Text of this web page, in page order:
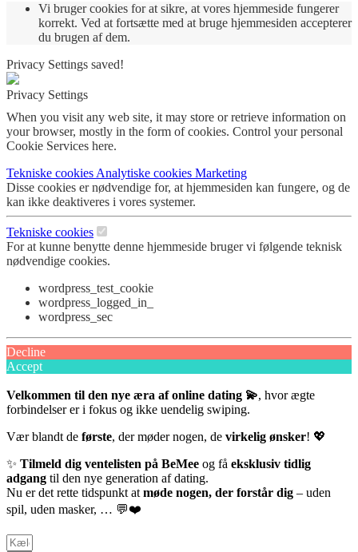
Vi bruger cookies for at sikre, at vores hjemmeside fungerer
korrekt. Ved at fortsætte med at bruge hjemmesiden accepterer
du brugen af dem.
Privacy Settings saved!
Privacy Settings
When you visit any web site, it may store or retrieve information on
your browser, mostly in the form of cookies. Control your personal
Cookie Services here.
Tekniske cookies Analytiske cookies Marketing
Disse cookies er nødvendige for, at hjemmesiden kan fungere, og de
kan ikke deaktiveres i vores systemer.
Tekniske cookies
For at kunne benytte denne hjemmeside bruger vi følgende teknisk
nødvendige cookies.
wordpress_test_cookie
wordpress_logged_in_
wordpress_sec
Decline
Accept
Velkommen til den nye æra af online dating 💫, hvor ægte
forbindelser er i fokus og ikke uendelig swiping.
Vær blandt de første, der møder nogen, de virkelig ønsker! 💖
✨ Tilmeld dig ventelisten på BeMee og få eksklusiv tidlig
adgang til den nye generation af dating.
Nu er det rette tidspunkt at møde nogen, der forstår dig – uden
spil, uden masker, … 💬❤️